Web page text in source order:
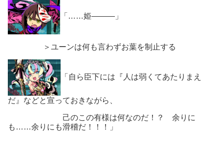
「……姫―――」
＞ユーンは何も言わずお葉を制止する
「自ら臣下には『人は弱くてあたりまえ
だ』などと宣っておきながら、
己のこの有様は何なのだ！？ 余りに
も……余りにも滑稽だ！！！」